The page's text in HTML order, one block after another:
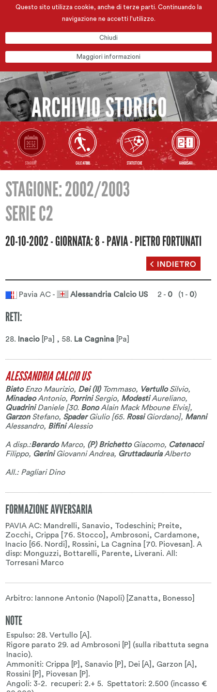
Questo sito utilizza cookie, anche di terze parti. Continuando la
navigazione ne accetti l'utilizzo.
Chiudi
Maggiori informazioni
STAGIONE: 2002/2003
SERIE C2
20-10-2002 - GIORNATA: 8 - PAVIA - PIETRO FORTUNATI
Pavia AC - Alessandria Calcio US2 - 0 (1 - 0)
RETI:
28. Inacio [Pa] , 58. La Cagnina [Pa]
ALESSANDRIA CALCIO US
BiatoEnzo Maurizio, Dei (II)Tommaso, VertulloSilvio,
MinadeoAntonio, PorriniSergio, ModestiAureliano,
QuadriniDaniele[30. BonoAlain Mack Mboune Elvis],
GarzonStefano, SpaderGiulio[65. RossiGiordano], Manni
Alessandro, BifiniAlessio
A disp.:BerardoMarco, (P) BrichettoGiacomo, Catenacci
Filippo, GeriniGiovanni Andrea, GruttadauriaAlberto
All.: Pagliari Dino
FORMAZIONE AVVERSARIA
PAVIA AC: Mandrelli, Sanavio, Todeschini; Preite,
Zocchi, Crippa [76. Stocco], Ambrosoni, Cardamone,
Inacio [66. Nordi], Rossini, La Cagnina [70. Piovesan]. A
disp: Monguzzi, Bottarelli, Parente, Liverani. All:
Torresani Marco
Arbitro: Iannone Antonio (Napoli) [Zanatta, Bonesso]
NOTE